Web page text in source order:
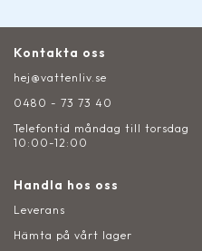
Kontakta oss
hej@vattenliv.se
0480 - 73 73 40
Telefontid måndag till torsdag
10:00-12:00
Handla hos oss
Leverans
Hämta på vårt lager